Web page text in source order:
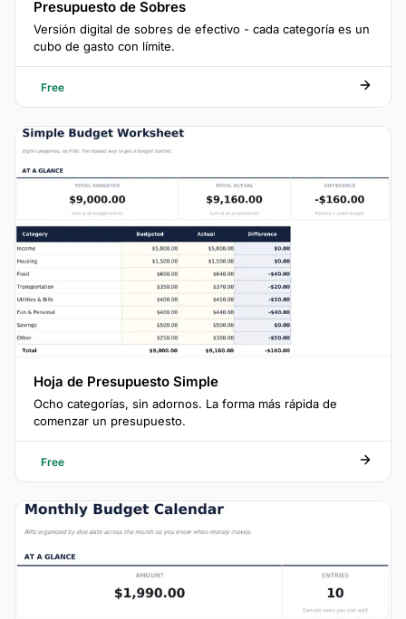
Presupuesto de Sobres
Versión digital de sobres de efectivo - cada categoría es un
cubo de gasto con límite.
Free
Hoja de Presupuesto Simple
Ocho categorías, sin adornos. La forma más rápida de
comenzar un presupuesto.
Free